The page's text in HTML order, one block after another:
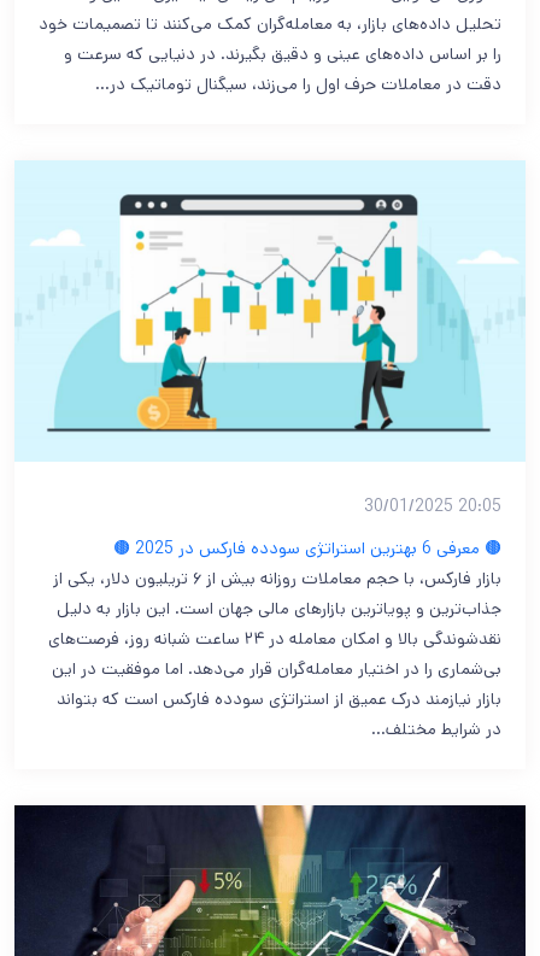
تحلیل داده‌های بازار، به معامله‌گران کمک می‌کنند تا تصمیمات خود
را بر اساس داده‌های عینی و دقیق بگیرند. در دنیایی که سرعت و
دقت در معاملات حرف اول را می‌زند، سیگنال‌ توماتیک در…
20:05 30/01/2025
🟤 معرفی 6 بهترین استراتژی سودده فارکس در 2025 🟤
بازار فارکس، با حجم معاملات روزانه بیش از ۶ تریلیون دلار، یکی از
جذاب‌ترین و پویاترین بازارهای مالی جهان است. این بازار به دلیل
نقدشوندگی بالا و امکان معامله در ۲۴ ساعت شبانه ‌روز، فرصت‌های
بی‌شماری را در اختیار معامله‌گران قرار می‌دهد. اما موفقیت در این
بازار نیازمند درک عمیق از استراتژی‌ سودده فارکس است که بتواند
در شرایط مختلف…